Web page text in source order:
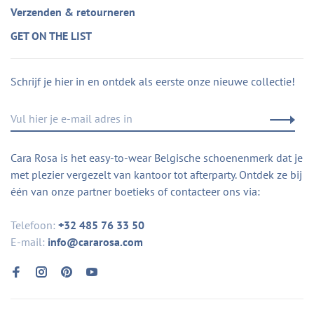
Verzenden & retourneren
GET ON THE LIST
Schrijf je hier in en ontdek als eerste onze nieuwe collectie!
Cara Rosa is het easy-to-wear Belgische schoenenmerk dat je
met plezier vergezelt van kantoor tot afterparty. Ontdek ze bij
één van onze partner boetieks of contacteer ons via:
Telefoon: +32 485 76 33 50
E-mail: info@cararosa.com